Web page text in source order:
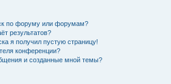
по форуму или форумам?
результатов?
я получил пустую страницу!
конференции?
и созданные мной темы?